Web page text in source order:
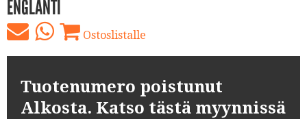
ENGLANTI
Ostoslistalle
Tuotenumero poistunut
Alkosta. Katso tästä myynnissä